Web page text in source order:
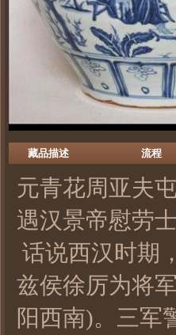
藏品描述 流程
元青花周亚夫
遇汉景帝慰劳
话说西汉时期
兹侯徐厉为将
阳西南)。三军